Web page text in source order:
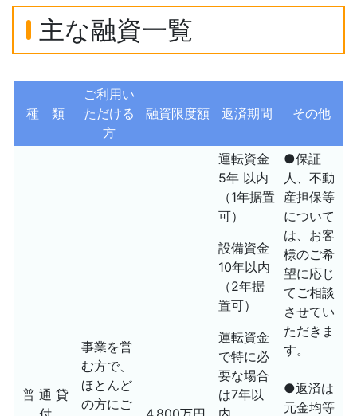
主な融資一覧
種 類
ご利用い
ただける
方
融資限度額 返済期間 その他
普 通 貸
事業を営
む方で、
ほとんど
の方にご
運転資金
5年 以内
（1年据置
可）
設備資金
10年以内
（2年据
置可）
運転資金
で特に必
要な場合
は7年以
●保証
人、不動
産担保等
について
は、お客
様のご希
望に応じ
てご相談
させてい
ただきま
す。
●返済は
元金均等